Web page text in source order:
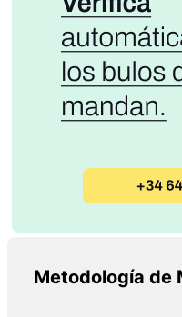
Metodología de